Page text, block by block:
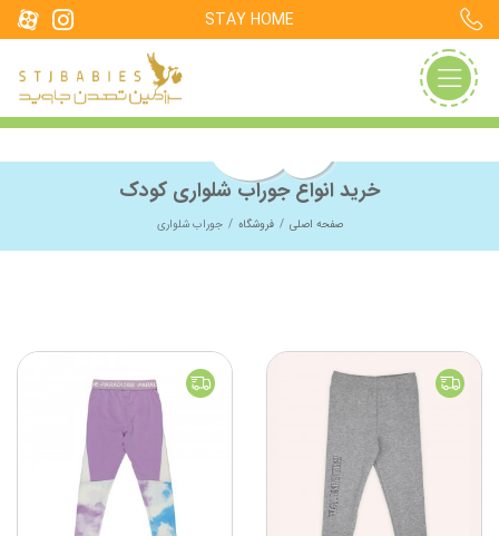
STAY HOME
خرید انواع جوراب شلواری کودک
صفحه اصلی فروشگاه جوراب شلواری